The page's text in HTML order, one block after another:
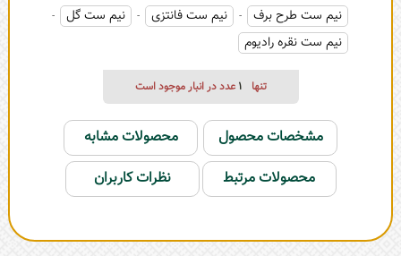
نیم ست طرح برف - نیم ست فانتزی - نیم ست گل -
نیم ست نقره رادیوم
تنها 1 عدد در انبار موجود است
مشخصات محصول
محصولات مشابه
محصولات مرتبط
نظرات کاربران